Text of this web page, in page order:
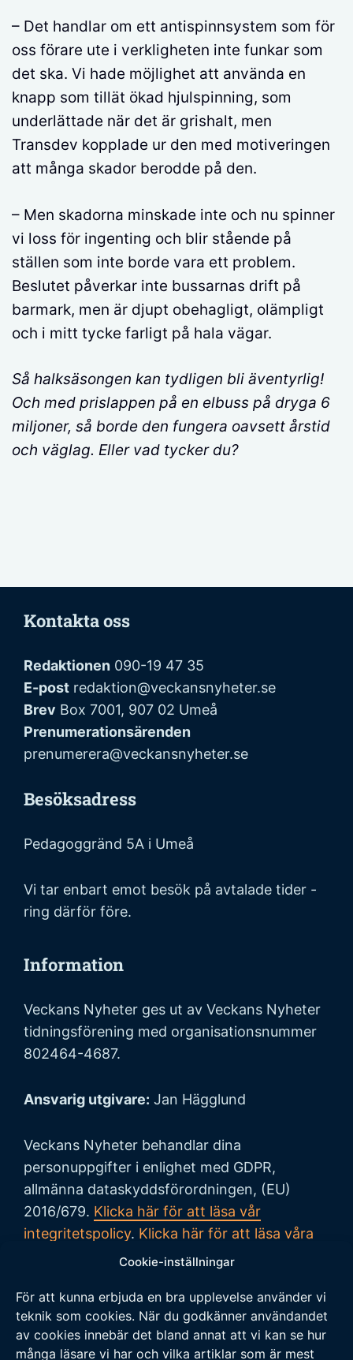
Cookie-inställningar
För att kunna erbjuda en bra upplevelse använder vi
teknik som cookies. När du godkänner användandet
av cookies innebär det bland annat att vi kan se hur
många läsare vi har och vilka artiklar som är mest
– Det handlar om ett antispinnsystem som för
oss förare ute i verkligheten inte funkar som
det ska. Vi hade möjlighet att använda en
knapp som tillät ökad hjulspinning, som
underlättade när det är grishalt, men
Transdev kopplade ur den med motiveringen
att många skador berodde på den.
– Men skadorna minskade inte och nu spinner
vi loss för ingenting och blir stående på
ställen som inte borde vara ett problem.
Beslutet påverkar inte bussarnas drift på
barmark, men är djupt obehagligt, olämpligt
och i mitt tycke farligt på hala vägar.
Så halksäsongen kan tydligen bli äventyrlig!
Och med prislappen på en elbuss på dryga 6
miljoner, så borde den fungera oavsett årstid
och väglag. Eller vad tycker du?
Kontakta oss
Redaktionen 090-19 47 35
E-post redaktion@veckansnyheter.se
Brev Box 7001, 907 02 Umeå
Prenumerationsärenden
prenumerera@veckansnyheter.se
Besöksadress
Pedagoggränd 5A i Umeå
Vi tar enbart emot besök på avtalade tider -
ring därför före.
Information
Veckans Nyheter ges ut av Veckans Nyheter
tidningsförening med organisationsnummer
802464-4687.
Ansvarig utgivare: Jan Hägglund
Veckans Nyheter behandlar dina
personuppgifter i enlighet med GDPR,
allmänna dataskyddsförordningen, (EU)
2016/679. Klicka här för att läsa vår
integritetspolicy. Klicka här för att läsa våra
allmänna villkor vid köp.
Tipsa oss
Vi tar tacksamt emot tips på nyheter och